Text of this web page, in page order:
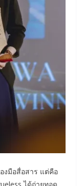
องมือสื่อสาร แต่คือ